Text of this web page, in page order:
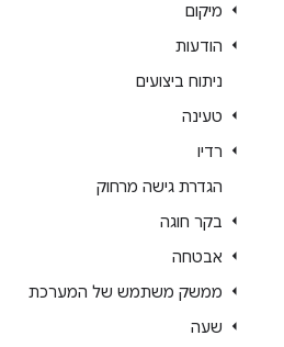
מיקום
הודעות
ניתוח ביצועים
טעינה
רדיו
הגדרת גישה מרחוק
בקר חוגה
אבטחה
ממשק משתמש של המערכת
שעה